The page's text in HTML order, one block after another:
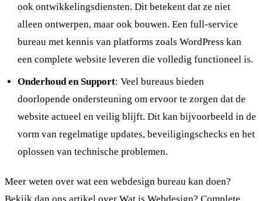
ook ontwikkelingsdiensten. Dit betekent dat ze niet
alleen ontwerpen, maar ook bouwen. Een full-service
bureau met kennis van platforms zoals WordPress kan
een complete website leveren die volledig functioneel is.
Onderhoud en Support: Veel bureaus bieden
doorlopende ondersteuning om ervoor te zorgen dat de
website actueel en veilig blijft. Dit kan bijvoorbeeld in de
vorm van regelmatige updates, beveiligingschecks en het
oplossen van technische problemen.
Meer weten over wat een webdesign bureau kan doen?
Bekijk dan ons artikel over Wat is Webdesign? Complete